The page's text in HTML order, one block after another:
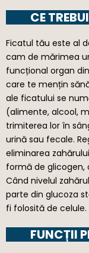
CE
Ficatul tău este al
cam de mărimea
funcțional organ
care te mențin
ale ficatului se
(alimente, alcool,
trimiterea lor în
urină sau fecale.
eliminarea
formă de glicogen,
Când nivelul
parte din glucoza
fi folosită de celule.
FUNCȚII